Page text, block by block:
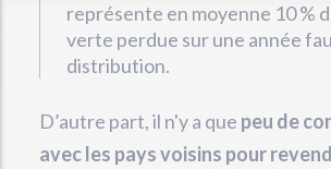
représente en moyenne 10 %
verte perdue sur une année
distribution.
D’autre part, il n'y a que peu de
avec les pays voisins pour